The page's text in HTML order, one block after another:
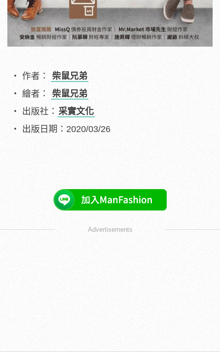
作者： 柴鼠兄弟
繪者： 柴鼠兄弟
出版社： 采實文化
出版日期：2020/03/26
Advertisements